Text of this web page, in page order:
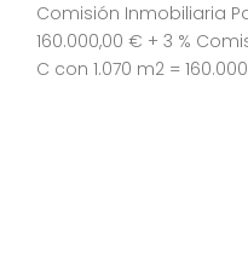
Comisión Inmobiliaria
160.000,00 € + 3 %
C con 1.070 m2 =